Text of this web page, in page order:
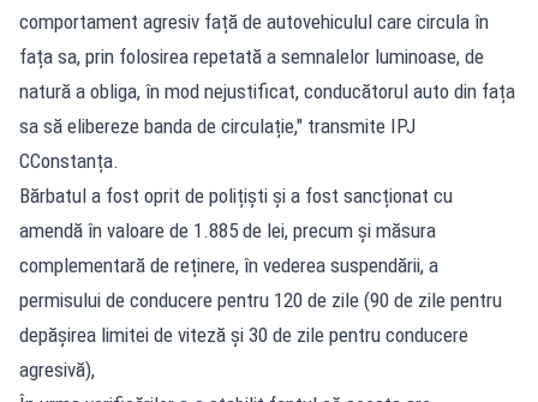
comportament agresiv față de autovehiculul care circula în
fața sa, prin folosirea repetată a semnalelor luminoase, de
natură a obliga, în mod nejustificat, conducătorul auto din fața
sa să elibereze banda de circulație," transmite IPJ
CConstanța.
Bărbatul a fost oprit de polițiști și a fost sancționat cu
amendă în valoare de 1.885 de lei, precum și măsura
complementară de reținere, în vederea suspendării, a
permisului de conducere pentru 120 de zile (90 de zile pentru
depășirea limitei de viteză și 30 de zile pentru conducere
agresivă),